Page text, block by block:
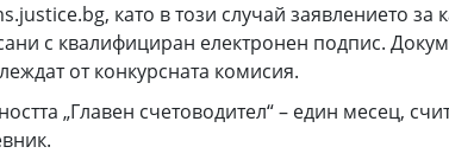
като в този случай заявлението за
с квалифициран електронен подпис.
от конкурсната комисия.
„Главен счетоводител“ – един месец,